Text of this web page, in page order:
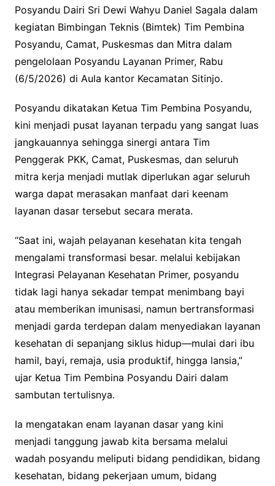
p
p
i
n
k
Posyandu Dairi Sri Dewi Wahyu Daniel Sagala dalam
kegiatan Bimbingan Teknis (Bimtek) Tim Pembina
Posyandu, Camat, Puskesmas dan Mitra dalam
pengelolaan Posyandu Layanan Primer, Rabu
(6/5/2026) di Aula kantor Kecamatan Sitinjo.
Posyandu dikatakan Ketua Tim Pembina Posyandu,
kini menjadi pusat layanan terpadu yang sangat luas
jangkauannya sehingga sinergi antara Tim
Penggerak PKK, Camat, Puskesmas, dan seluruh
mitra kerja menjadi mutlak diperlukan agar seluruh
warga dapat merasakan manfaat dari keenam
layanan dasar tersebut secara merata.
“Saat ini, wajah pelayanan kesehatan kita tengah
mengalami transformasi besar. melalui kebijakan
Integrasi Pelayanan Kesehatan Primer, posyandu
tidak lagi hanya sekadar tempat menimbang bayi
atau memberikan imunisasi, namun bertransformasi
menjadi garda terdepan dalam menyediakan layanan
kesehatan di sepanjang siklus hidup—mulai dari ibu
hamil, bayi, remaja, usia produktif, hingga lansia,”
ujar Ketua Tim Pembina Posyandu Dairi dalam
sambutan tertulisnya.
Ia mengatakan enam layanan dasar yang kini
menjadi tanggung jawab kita bersama melalui
wadah posyandu meliputi bidang pendidikan, bidang
kesehatan, bidang pekerjaan umum, bidang